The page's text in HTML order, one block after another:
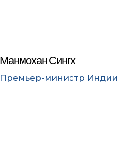
Манмохан Сингх
Премьер-министр Индии